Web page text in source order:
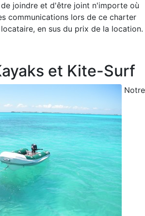
joindre et d'être joint n'importe où
communications lors de ce charter
en sus du prix de la location.
et Kite-Surf
Notre